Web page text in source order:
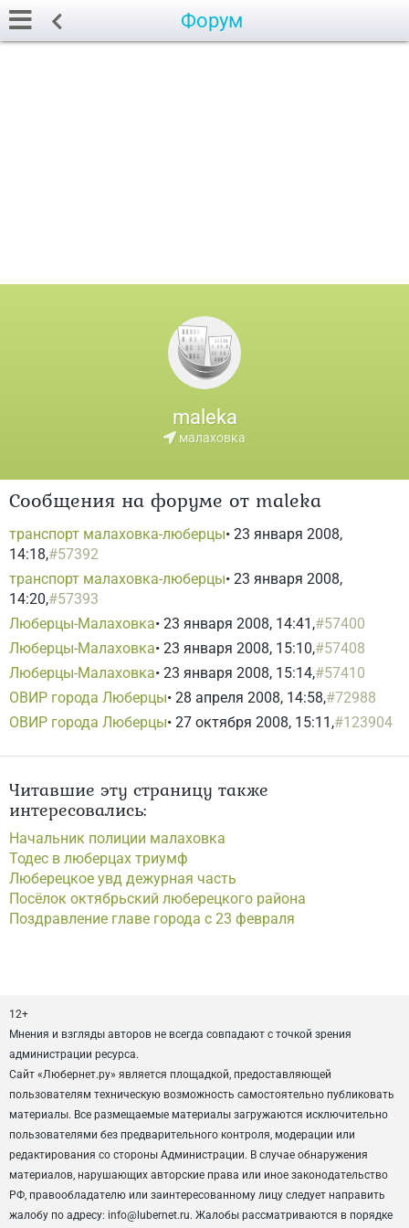
Форум
maleka
малаховка
Сообщения на форуме от maleka
транспорт малаховка-люберцы• 23 января 2008,
14:18,#57392
транспорт малаховка-люберцы• 23 января 2008,
14:20,#57393
Люберцы-Малаховка• 23 января 2008, 14:41,#57400
Люберцы-Малаховка• 23 января 2008, 15:10,#57408
Люберцы-Малаховка• 23 января 2008, 15:14,#57410
ОВИР города Люберцы• 28 апреля 2008, 14:58,#72988
ОВИР города Люберцы• 27 октября 2008, 15:11,#123904
Читавшие эту страницу также
интересовались:
Начальник полиции малаховка
Тодес в люберцах триумф
Люберецкое увд дежурная часть
Посёлок октябрьский люберецкого района
Поздравление главе города с 23 февраля
12+
Мнения и взгляды авторов не всегда совпадают с точкой зрения
администрации ресурса.
Сайт «Любернет.ру» является площадкой, предоставляющей
пользователям техническую возможность самостоятельно публиковать
материалы. Все размещаемые материалы загружаются исключительно
пользователями без предварительного контроля, модерации или
редактирования со стороны Администрации. В случае обнаружения
материалов, нарушающих авторские права или иное законодательство
РФ, правообладателю или заинтересованному лицу следует направить
жалобу по адресу: info@lubernet.ru. Жалобы рассматриваются в порядке